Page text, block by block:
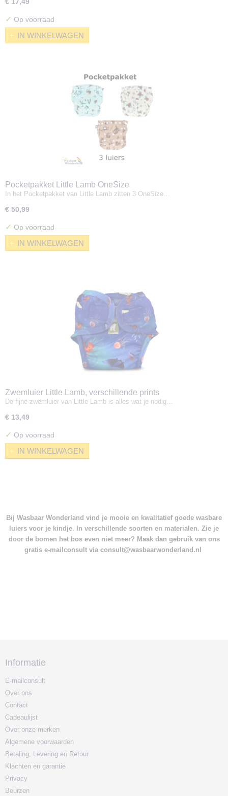
✓ Op voorraad
IN WINKELWAGEN
Pocketpakket Little Lamb OneSize
In het Pocketpakket van Little Lamb zitten 3 OneSize…
€ 50,99
✓ Op voorraad
IN WINKELWAGEN
Zwemluier Little Lamb, verschillende prints
De fijne zwemluier van Little Lamb is alles wat je nodig…
€ 13,49
✓ Op voorraad
IN WINKELWAGEN
Bij Wasbaar Wonderland vind je mooie en kwalitatief goede wasbare
luiers voor je kindje. In verschillende soorten en materialen. Zie je
door de bomen het bos even niet meer? Maak dan gebruik van ons
gratis e-mailconsult via consult@wasbaarwonderland.nl
Informatie
E-mailconsult
Over ons
Contact
Cadeaulijst
Over onze merken
Algemene voorwaarden
Betaling, Levering en Retour
Klachten en garantie
Privacy
Beurzen